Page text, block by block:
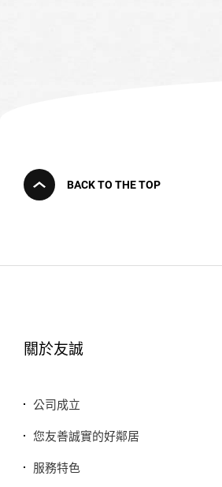
BACK TO THE TOP
關於友誠
公司成立
您友善誠實的好鄰居
服務特色